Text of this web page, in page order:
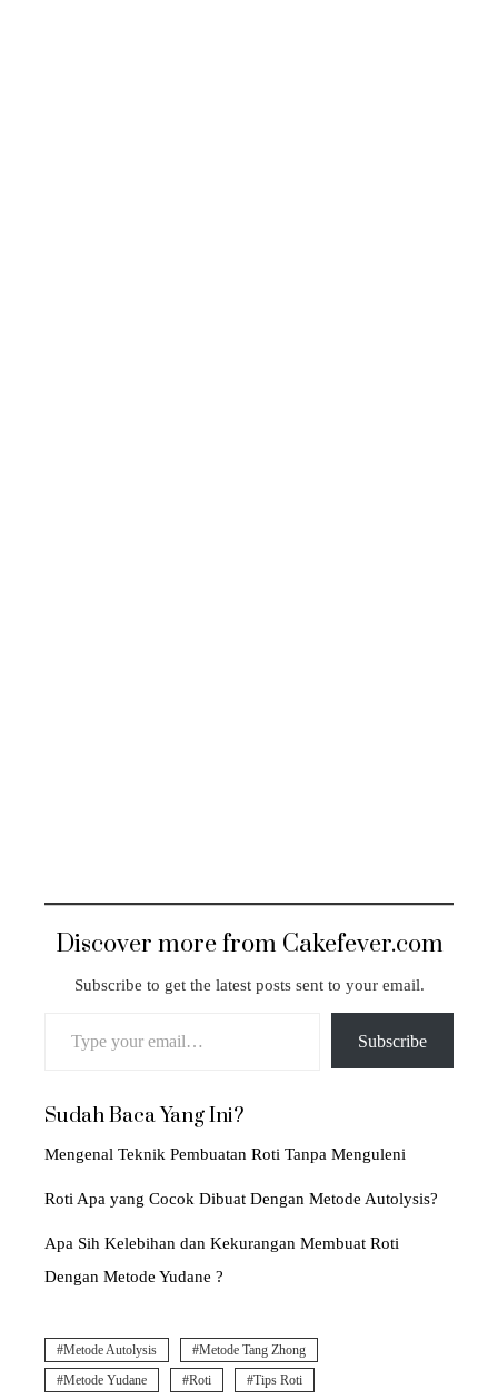
Discover more from Cakefever.com
Subscribe to get the latest posts sent to your email.
Subscribe
Sudah Baca Yang Ini?
Mengenal Teknik Pembuatan Roti Tanpa Menguleni
Roti Apa yang Cocok Dibuat Dengan Metode Autolysis?
Apa Sih Kelebihan dan Kekurangan Membuat Roti
Dengan Metode Yudane ?
Metode Autolysis
Metode Tang Zhong
Metode Yudane
Roti Tips Roti